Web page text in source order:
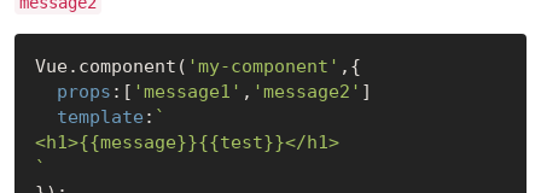
Vue.component( 'my-component' ,{
props :[ 'message1' , 'message2' ]
template : `
<h1>{{message}}{{test}}</h1>
`